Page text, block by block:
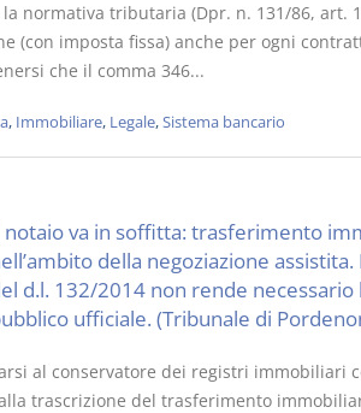
la normativa tributaria (Dpr. n. 131/86, art.
(con imposta fissa) anche per ogni
che il comma 346...
, Immobiliare, Legale,Sistema bancario
notaio va in soffitta: trasferimento
della negoziazione
d.l. 132/2014 non rende necessario
ufficiale. (Tribunale di
al conservatore dei registri immobiliari
trascrizione del trasferimento